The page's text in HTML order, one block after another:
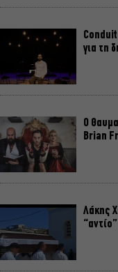
για τη
Ο
Brian
Λάκης